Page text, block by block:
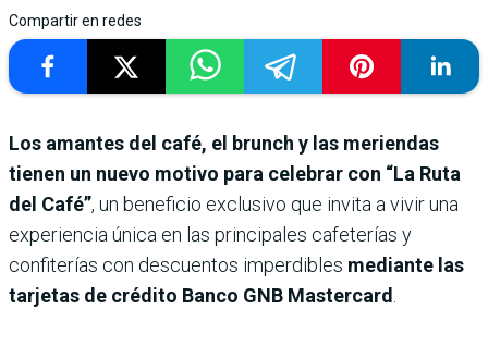
Compartir en redes
Los amantes del café, el brunch y las meriendas
tienen un nuevo motivo para celebrar con “La Ruta
del Café”, un beneficio exclusivo que invita a vivir una
experiencia única en las principales cafeterías y
confiterías con descuentos imperdibles mediante las
tarjetas de crédito Banco GNB Mastercard.